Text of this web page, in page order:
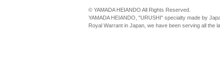
© YAMADA HEIANDO All Rights Reserved.
YAMADA HEIANDO, "URUSHI" specialty made by
Royal Warrant in Japan, we have been serving all the